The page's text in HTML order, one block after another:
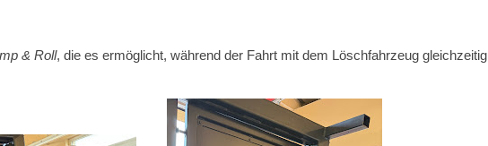
& Roll, die es ermöglicht, während der Fahrt mit dem Löschfahrzeug gleichzeitig